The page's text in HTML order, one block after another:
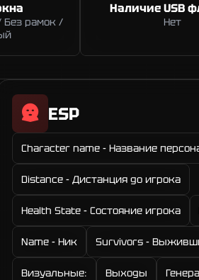
рамок /
Наличие USB
Нет
ESP
Character name - Название
Distance - Дистанция до игрока
Health State - Состояние игрока
Name - Ник Survivors -
Визуальные: Выходы